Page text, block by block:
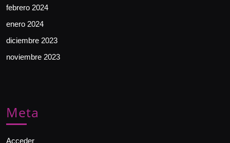
febrero 2024
enero 2024
diciembre 2023
noviembre 2023
Meta
Acceder